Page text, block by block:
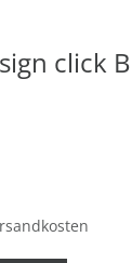
click